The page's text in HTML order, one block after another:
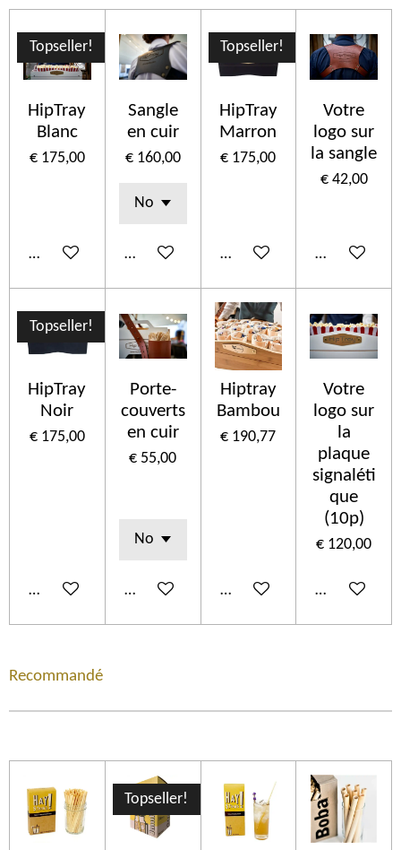
Topseller!
HipTray
Blanc
€ 175,00
In winkelwagen
Sangle
en cuir
€ 160,00
In winkelwagen
Topseller!
HipTray
Marron
€ 175,00
In winkelwagen
Votre
logo sur
la sangle
€ 42,00
In
Topseller!
HipTray
Noir
€ 175,00
In winkelwagen
Porte-
couverts
en cuir
€ 55,00
Bekijk details
Hiptray
Bambou
€ 190,77
In winkelwagen
Votre
logo sur
la
plaque
signaléti
que
(10p)
€ 120,00
In
Recommandé
Topseller!